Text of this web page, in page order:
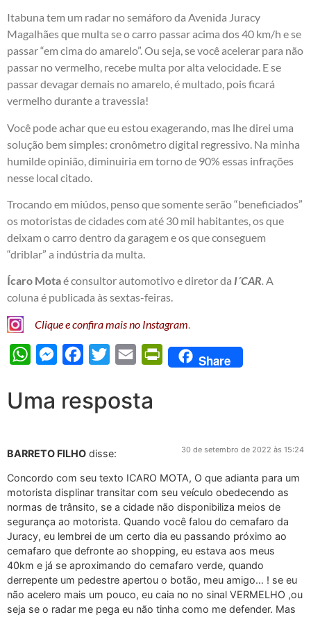
Itabuna tem um radar no semáforo da Avenida Juracy
Magalhães que multa se o carro passar acima dos 40 km/h e se
passar “em cima do amarelo”. Ou seja, se você acelerar para não
passar no vermelho, recebe multa por alta velocidade. E se
passar devagar demais no amarelo, é multado, pois ficará
vermelho durante a travessia!
Você pode achar que eu estou exagerando, mas lhe direi uma
solução bem simples: cronômetro digital regressivo. Na minha
humilde opinião, diminuiria em torno de 90% essas infrações
nesse local citado.
Trocando em miúdos, penso que somente serão “beneficiados”
os motoristas de cidades com até 30 mil habitantes, os que
deixam o carro dentro da garagem e os que conseguem
“driblar” a indústria da multa.
Ícaro Motaé consultor automotivo e diretor da I´CAR. A
coluna é publicada às sextas-feiras.
Clique e confira mais no Instagram.
WhatsAppMessengerFacebook
Twitter Email PrintFriendly
Share
Uma resposta
BARRETO FILHO disse: 30 de setembro de 2022 às 15:24
Concordo com seu texto ICARO MOTA, O que adianta para um
motorista displinar transitar com seu veículo obedecendo as
normas de trânsito, se a cidade não disponibiliza meios de
segurança ao motorista. Quando você falou do cemafaro da
Juracy, eu lembrei de um certo dia eu passando próximo ao
cemafaro que defronte ao shopping, eu estava aos meus
40km e já se aproximando do cemafaro verde, quando
derrepente um pedestre apertou o botão, meu amigo… ! se eu
não acelero mais um pouco, eu caia no no sinal VERMELHO ,ou
seja se o radar me pega eu não tinha como me defender. Mas